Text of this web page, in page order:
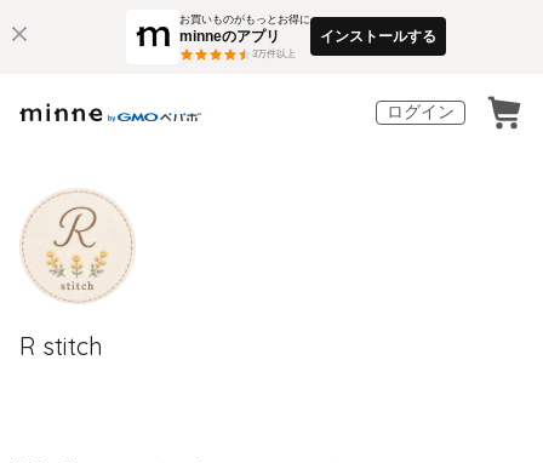
お買いものがもっとお得に
minneのアプリ
3万件以上
インストールする
ログイン
R stitch